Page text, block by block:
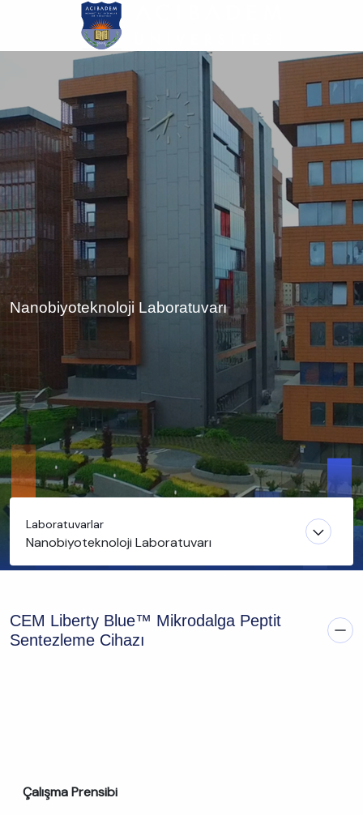
atla
Nanobiyoteknoloji Laboratuvarı
Laboratuvarlar
Nanobiyoteknoloji Laboratuvarı
CEM Liberty Blue™ Mikrodalga Peptit
Sentezleme Cihazı
Çalışma Prensibi